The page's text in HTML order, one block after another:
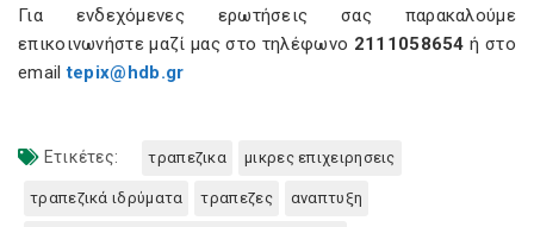
Για ενδεχόμενες ερωτήσεις σας παρακαλούμε
επικοινωνήστε μαζί μας στο τηλέφωνο 2111058654 ή στο
emailtepix@hdb.gr
Ετικέτες: τραπεζικα μικρες επιχειρησεις
τραπεζικά ιδρύματα τραπεζες αναπτυξη